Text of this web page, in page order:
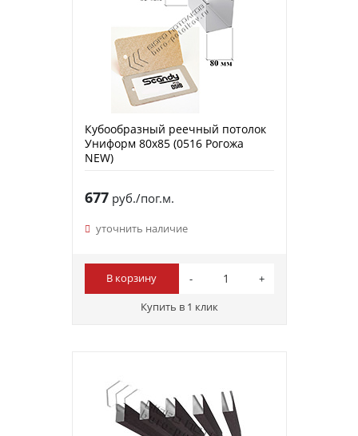
Кубообразный реечный потолок
Униформ 80х85 (0516 Рогожа
NEW)
677руб./пог.м.
уточнить наличие
В корзину
Купить в 1 клик